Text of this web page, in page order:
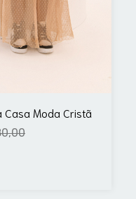
Casa Moda Cristã